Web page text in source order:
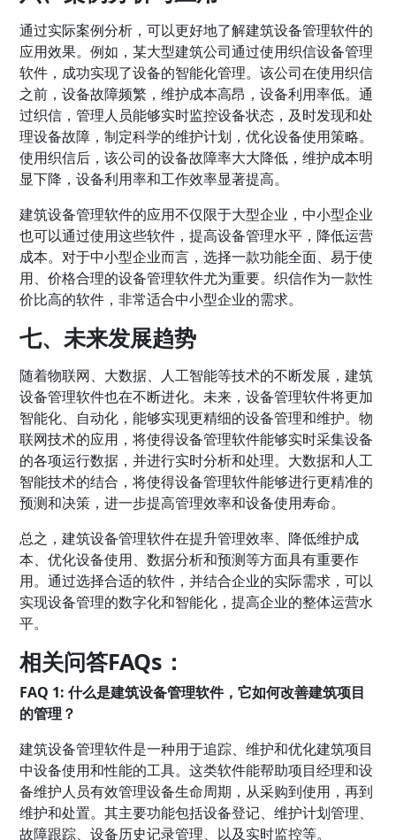
通过实际案例分析，可以更好地了解建筑设备管理软件的
应用效果。例如，某大型建筑公司通过使用织信设备管理
软件，成功实现了设备的智能化管理。该公司在使用织信
之前，设备故障频繁，维护成本高昂，设备利用率低。通
过织信，管理人员能够实时监控设备状态，及时发现和处
理设备故障，制定科学的维护计划，优化设备使用策略。
使用织信后，该公司的设备故障率大大降低，维护成本明
显下降，设备利用率和工作效率显著提高。
建筑设备管理软件的应用不仅限于大型企业，中小型企业
也可以通过使用这些软件，提高设备管理水平，降低运营
成本。对于中小型企业而言，选择一款功能全面、易于使
用、价格合理的设备管理软件尤为重要。织信作为一款性
价比高的软件，非常适合中小型企业的需求。
七、未来发展趋势
随着物联网、大数据、人工智能等技术的不断发展，建筑
设备管理软件也在不断进化。未来，设备管理软件将更加
智能化、自动化，能够实现更精细的设备管理和维护。物
联网技术的应用，将使得设备管理软件能够实时采集设备
的各项运行数据，并进行实时分析和处理。大数据和人工
智能技术的结合，将使得设备管理软件能够进行更精准的
预测和决策，进一步提高管理效率和设备使用寿命。
总之，建筑设备管理软件在提升管理效率、降低维护成
本、优化设备使用、数据分析和预测等方面具有重要作
用。通过选择合适的软件，并结合企业的实际需求，可以
实现设备管理的数字化和智能化，提高企业的整体运营水
平。
相关问答FAQs：
FAQ 1: 什么是建筑设备管理软件，它如何改善建筑项目
的管理？
建筑设备管理软件是一种用于追踪、维护和优化建筑项目
中设备使用和性能的工具。这类软件能帮助项目经理和设
备维护人员有效管理设备生命周期，从采购到使用，再到
维护和处置。其主要功能包括设备登记、维护计划管理、
故障跟踪、设备历史记录管理、以及实时监控等。